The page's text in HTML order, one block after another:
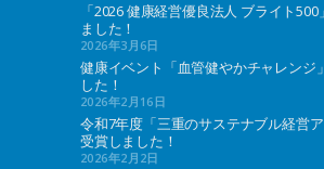
「2026 健康経営優良法人 ブライト
ました！
2026年3月6日
健康イベント「血管健やかチャレンジ
した！
2026年2月16日
令和7年度「三重のサステナブル経営
受賞しました！
2026年2月2日